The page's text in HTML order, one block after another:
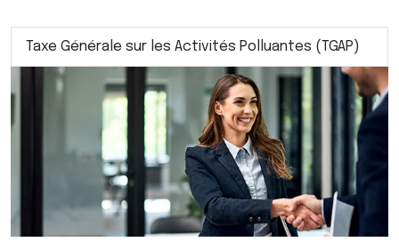
Taxe Générale sur les Activités Polluantes (TGAP)